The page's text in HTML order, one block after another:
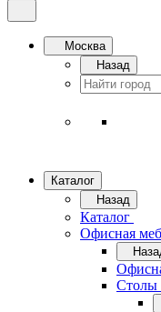
Москва
Назад
Каталог
Назад
Каталог
Офисная